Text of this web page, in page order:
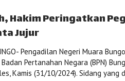
Hakim Peringatkan
Jujur
Pengadilan Negeri Muara
Pertanahan Negara (BPN)
Kamis (31/10/2024). Sidang yang